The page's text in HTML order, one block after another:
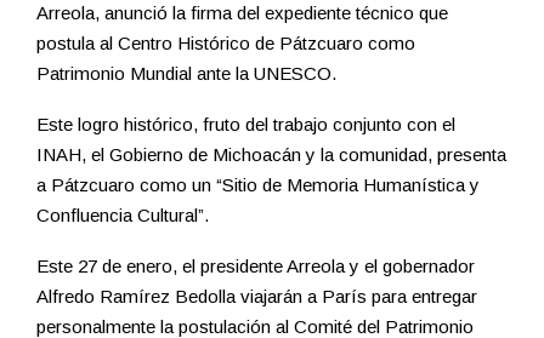
Arreola, anunció la firma del expediente técnico que
postula al Centro Histórico de Pátzcuaro como
Patrimonio Mundial ante la UNESCO.
Este logro histórico, fruto del trabajo conjunto con el
INAH, el Gobierno de Michoacán y la comunidad, presenta
a Pátzcuaro como un “Sitio de Memoria Humanística y
Confluencia Cultural”.
Este 27 de enero, el presidente Arreola y el gobernador
Alfredo Ramírez Bedolla viajarán a París para entregar
personalmente la postulación al Comité del Patrimonio